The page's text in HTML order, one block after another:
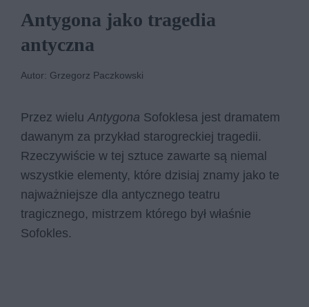
Antygona jako tragedia
antyczna
Autor: Grzegorz Paczkowski
Przez wieluAntygona Sofoklesa jest dramatem
dawanym za przykład starogreckiej tragedii.
Rzeczywiście w tej sztuce zawarte są niemal
wszystkie elementy, które dzisiaj znamy jako te
najważniejsze dla antycznego teatru
tragicznego, mistrzem którego był właśnie
Sofokles.